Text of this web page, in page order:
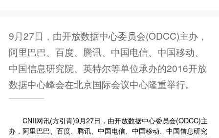
9月27日，由开放数据中心委员会(ODCC)主办，
阿里巴巴、百度、腾讯、中国电信、中国移动、
中国信息研究院、英特尔等单位承办的2016开放
数据中心峰会在北京国际会议中心隆重举行。
CNII网讯(方引青)9月27日，由开放数据中心委员会(ODCC)主
办，阿里巴巴、百度、腾讯、中国电信、中国移动、中国信息研究